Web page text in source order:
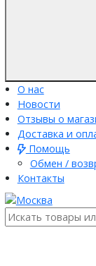
О нас
Новости
Отзывы о
Доставка и
Помощь
Обмен /
Контакты